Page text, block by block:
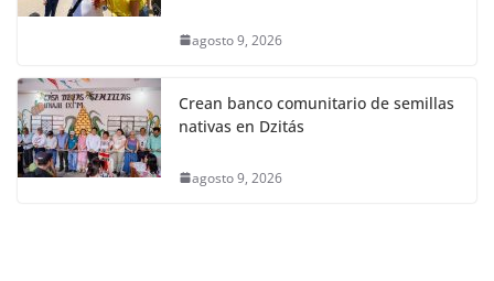
agosto 9, 2026
Crean banco comunitario de semillas
nativas en Dzitás
agosto 9, 2026